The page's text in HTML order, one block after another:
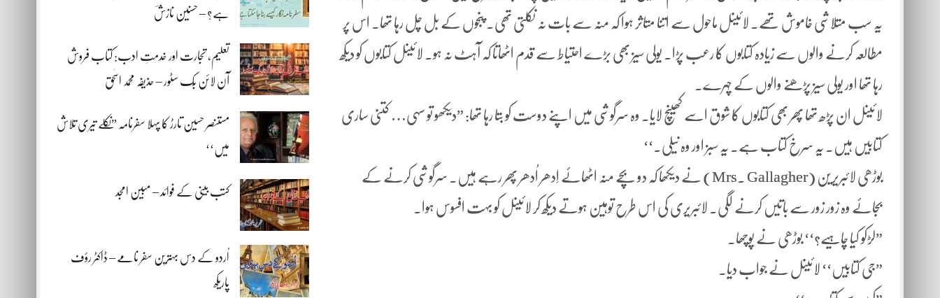
ہے؟ – حسنین نازشؔ
تعلیم، تجارت اور خدمتِ ادب: کتاب فروش
آن لائن بُک سٹور – حذیفہ محمد اسحٰق
مستنصر حسین تارڑ کا پہلا سفرنامہ ”نکلے تیری تلاش
میں‘‘
کتب بینی کے فوائد – مبین امجد
اُردو کے دس بہترین سفر نامے – ڈاکٹر رؤف
پاریکھ
یہ سب متلاشی خاموش تھے. لائینل ماحول سے اتنا متاثر ہوا کہ منہ سے بات نہ نکلتی تھی. پنجوں کے بل چل رہا تھا. اس پر
مطالعہ کرنے والوں سے زیادہ کتابوں کا رعب پڑا. یولی سیز بھی بڑے احتیاط سے قدم اٹھاتا کہ آہٹ نہ ہو. لائینل کتابوں کو دیکھ
رہا تھا اور یولی سیز پڑھنے والوں کے چہرے.
لائینل ان پڑھ تھا پھر بھی کتابوں کا شوق اسے کھینچ لایا. وہ سرگوشی میں اپنے دوست کو بتا رہا تھا: ”دیکھو تو سہی… کتنی ساری
کتابیں ہیں. یہ سرخ کتاب ہے. یہ سبز اور وہ نیلی.‘‘
بوڑھی لائبریرین (Mrs. Gallagher) نے دیکھا کہ دو بچے منہ اٹھائے اِدھر اُدھر پھر رہے ہیں. سرگوشی کرنے کے
بجائے وہ زور زور سے باتیں کرنے لگی. لائبریری کی اس طرح توہین ہوتے دیکھ کر لائینل کو بہت افسوس ہوا.
”لڑکو کیا چاہیے؟‘‘ بوڑھی نے پوچھا.
”جی کتابیں‘‘ لائینل نے جواب دیا.